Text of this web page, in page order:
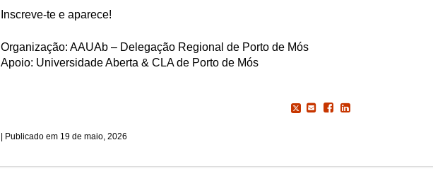
Inscreve-te e aparece!
Organização: AAUAb – Delegação Regional de Porto de Mós
Apoio: Universidade Aberta & CLA de Porto de Mós
19 de maio, 2026